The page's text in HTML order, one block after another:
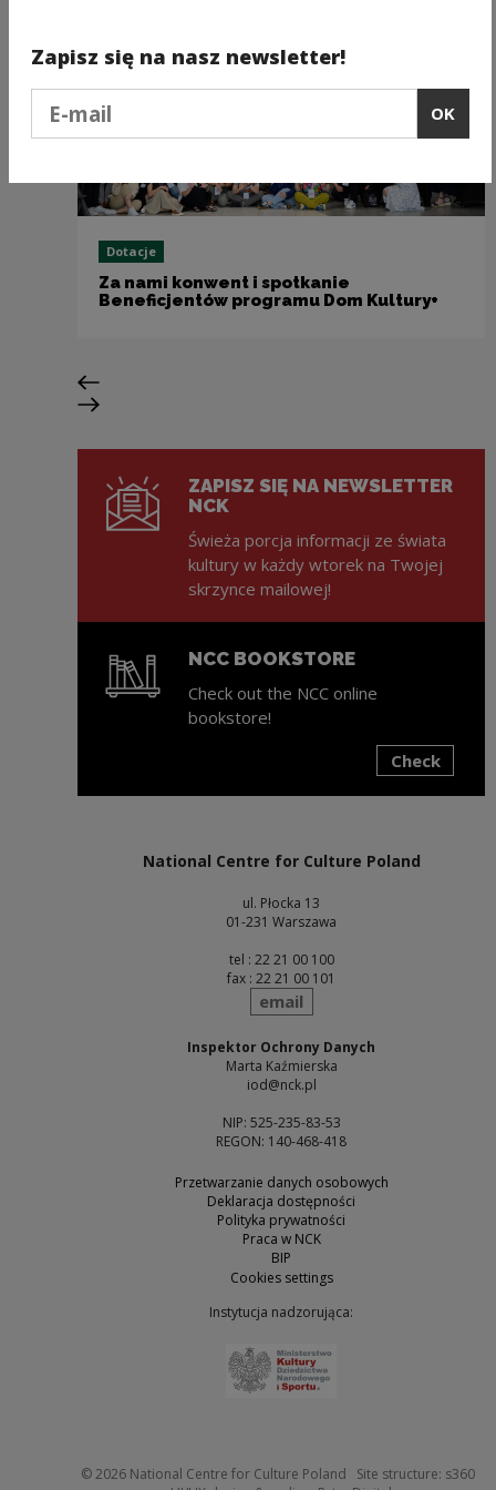
Dotacje
Za nami konwent i spotkanie
Beneficjentów programu Dom Kultury+
Previous slide
Next slide
ZAPISZ SIĘ NA NEWSLETTER
NCK
Świeża porcja informacji ze świata
kultury w każdy wtorek na Twojej
skrzynce mailowej!
NCC BOOKSTORE
Check out the NCC online
bookstore!
Check
National Centre for Culture Poland
ul. Płocka 13
01-231 Warszawa
tel : 22 21 00 100
fax : 22 21 00 101
send
email
Inspektor Ochrony Danych
Marta Kaźmierska
iod@nck.pl
NIP: 525-235-83-53
REGON: 140-468-418
Przetwarzanie danych osobowych
Deklaracja dostępności
Polityka prywatności
Praca w NCK
BIP
Cookies settings
Instytucja nadzorująca:
© 2026 National Centre for Culture Poland Site structure: s360
Zapisz się na nasz newsletter!
OK